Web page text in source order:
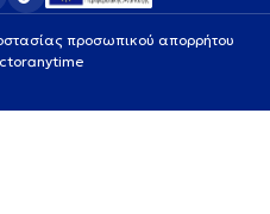
προσωπικού απορρήτου